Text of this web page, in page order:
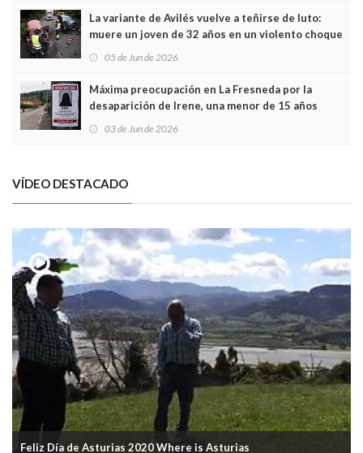
La variante de Avilés vuelve a teñirse de luto:
muere un joven de 32 años en un violento choque
05 de Jun de 2026
Máxima preocupación en La Fresneda por la
desaparición de Irene, una menor de 15 años
03 de Jun de 2026
VÍDEO DESTACADO
Feliz Día de Asturias 2020 Where is Asturias